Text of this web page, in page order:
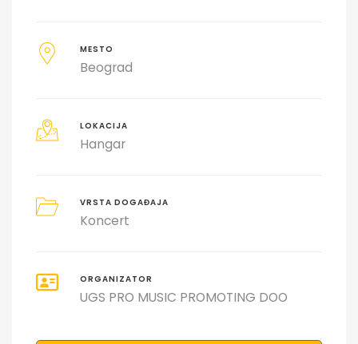
MESTO
Beograd
LOKACIJA
Hangar
VRSTA DOGAĐAJA
Koncert
ORGANIZATOR
UGS PRO MUSIC PROMOTING DOO